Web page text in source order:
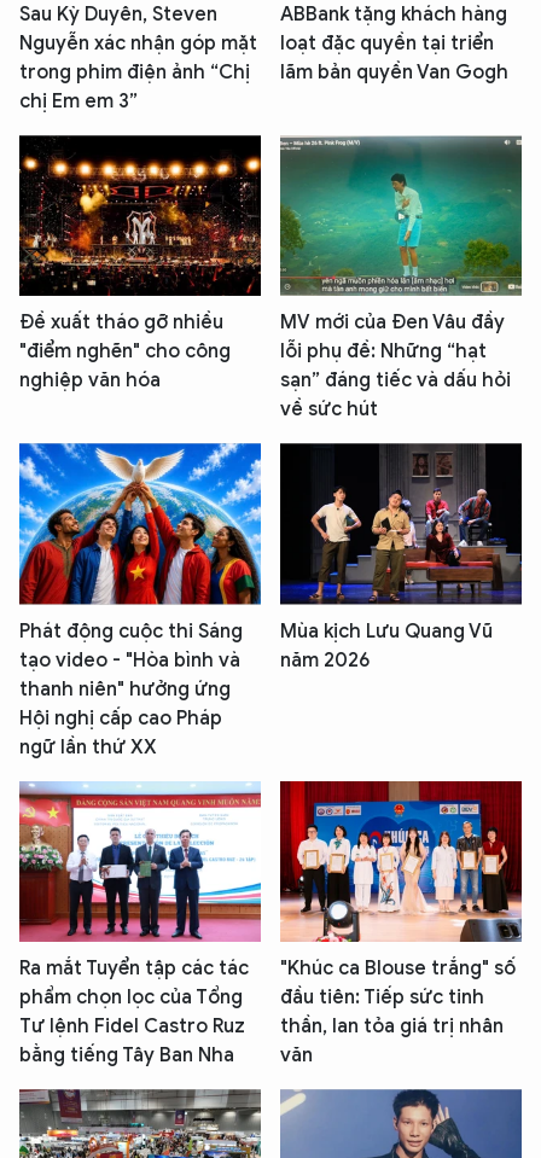
Sau Kỳ Duyên, Steven
Nguyễn xác nhận góp mặt
trong phim điện ảnh “Chị
chị Em em 3”
ABBank tặng khách hàng
loạt đặc quyền tại triển
lãm bản quyền Van Gogh
Đề xuất tháo gỡ nhiều
"điểm nghẽn" cho công
nghiệp văn hóa
MV mới của Đen Vâu đầy
lỗi phụ đề: Những “hạt
sạn” đáng tiếc và dấu hỏi
về sức hút
Phát động cuộc thi Sáng
tạo video - "Hòa bình và
thanh niên" hưởng ứng
Hội nghị cấp cao Pháp
ngữ lần thứ XX
Mùa kịch Lưu Quang Vũ
năm 2026
Ra mắt Tuyển tập các tác
phẩm chọn lọc của Tổng
Tư lệnh Fidel Castro Ruz
bằng tiếng Tây Ban Nha
"Khúc ca Blouse trắng" số
đầu tiên: Tiếp sức tinh
thần, lan tỏa giá trị nhân
văn